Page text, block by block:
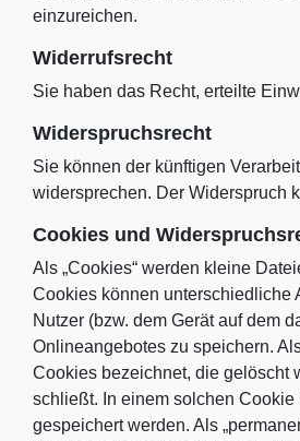
einzureichen.
Widerrufsrecht
Sie haben das Recht, erteilte
Widerspruchsrecht
Sie können der künftigen
widersprechen. Der Widerspruch
Cookies und
Als „Cookies“ werden kleine
Cookies können unterschiedliche
Nutzer (bzw. dem Gerät auf dem
Onlineangebotes zu speichern.
Cookies bezeichnet, die gelöscht
schließt. In einem solchen
gespeichert werden. Als